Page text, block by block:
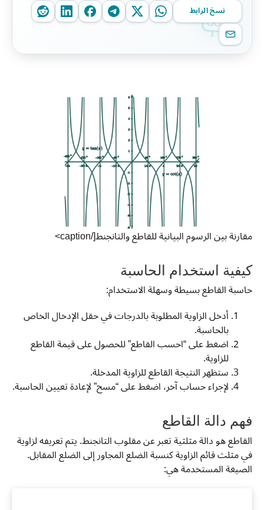
نسخ الرابط
مقارنة بين الرسوم البيانية للقاطع والتانجنط[/caption>
كيفية استخدام الحاسبة
حاسبة القاطع بسيطة وسهلة الاستخدام:
أدخل الزاوية المطلوبة بالدرجات في حقل الإدخال الخاص
بالحاسبة.
اضغط على “احسب القاطع” للحصول على قيمة القاطع
للزاوية.
ستظهر النتيجة القاطع للزاوية المدخلة.
لإجراء حساب آخر، اضغط على “مسح” لإعادة تعيين الحاسبة.
فهم دالة القاطع
القاطع هو دالة مثلثية تعبر عن مقلوب التانجنط. يتم تعريفه لزاوية
في مثلث قائم الزاوية كنسبة الضلع المجاور إلى الضلع المقابل.
الصيغة المستخدمة هي: